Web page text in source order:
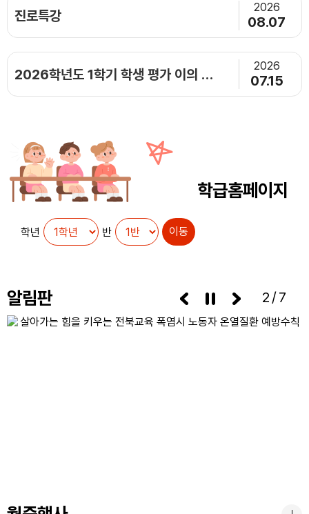
진로특강
2026
08.07
2026학년도 1학기 학생 평가 이의 신청 안내
2026
07.15
학급홈페이지
학년 반
알림판 3/7